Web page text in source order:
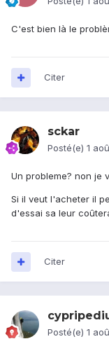
C'est bien là le
Citer
sckar
Posté(e) 1
Un probleme? non je
Si il veut l'acheter il
d'essai sa leur
Citer
Posté(e) 1